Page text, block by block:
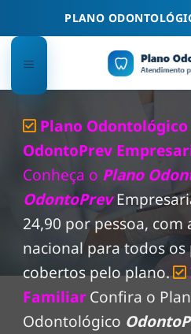
PLANO
Plano
OdontoPrev
Conheça o Plano
OdontoPrev
24,90 por pessoa,
nacional para todos
cobertos pelo plano.
FamiliarConfira o
Odontológico